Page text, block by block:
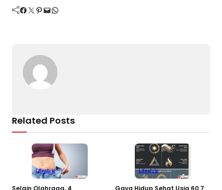
Facebook Twitter Pinterest Mail WhatsApp
Related Posts
Lifestyle Lifestyle